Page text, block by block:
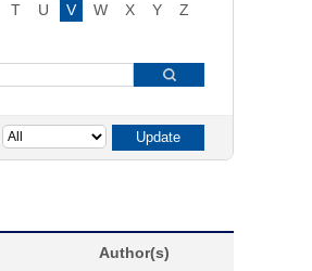
T U V W X Y
Z
Author(s)